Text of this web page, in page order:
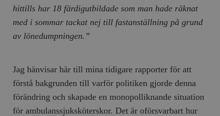
hittills har 18 färdigutbildade som man hade räknat
med i sommar tackat nej till fastanställning på grund
av lönedumpningen.”
Jag hänvisar här till mina tidigare rapporter för att
förstå bakgrunden till varför politiken gjorde denna
förändring och skapade en monopolliknande situation
för ambulanssjuksköterskor. Det är oförsvarbart hur